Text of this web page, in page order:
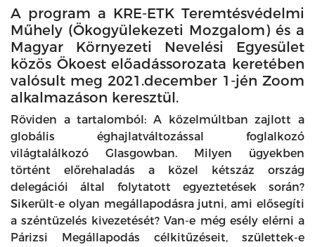
A program a KRE-ETK Teremtésvédelmi
Műhely (Ökogyülekezeti Mozgalom) és a
Magyar Környezeti Nevelési Egyesület
közös Ökoest előadássorozata keretében
valósult meg 2021.december 1-jén Zoom
alkalmazáson keresztül.
Röviden a tartalomból: A közelmúltban zajlott a
globális éghajlatváltozással foglalkozó
világtalálkozó Glasgowban. Milyen ügyekben
történt előrehaladás a közel kétszáz ország
delegációi által folytatott egyeztetések során?
Sikerült-e olyan megállapodásra jutni, ami elősegíti
a széntüzelés kivezetését? Van-e még esély elérni a
Párizsi Megállapodás célkitűzéseit, születtek-e